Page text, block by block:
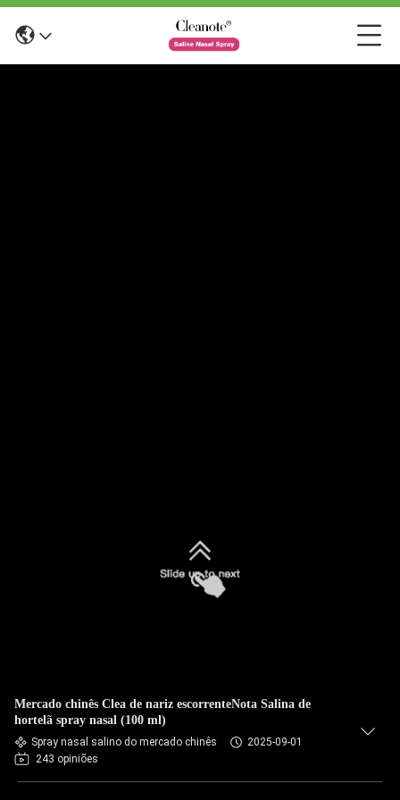
Mercado chinês Clea de nariz escorrenteNota Salina de
hortelã spray nasal (100 ml)
Spray nasal salino do mercado chinês
2025-09-01
243 opiniões